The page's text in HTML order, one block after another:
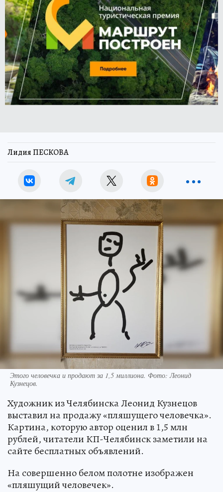
Лидия ПЕСКОВА
Этого человечка и продают за 1,5 миллиона. Фото: Леонид
Кузнецов.
Художник из Челябинска Леонид Кузнецов
выставил на продажу «пляшущего человечка».
Картина, которую автор оценил в 1,5 млн
рублей, читатели КП-Челябинск заметили на
сайте бесплатных объявлений.
На совершенно белом полотне изображен
«пляшущий человечек».